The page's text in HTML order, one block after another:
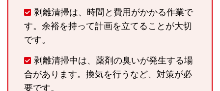
剥離清掃は、時間と費用がかかる作業で
す。余裕を持って計画を立てることが大切
です。
剥離清掃中は、薬剤の臭いが発生する場
合があります。換気を行うなど、対策が必
要です。